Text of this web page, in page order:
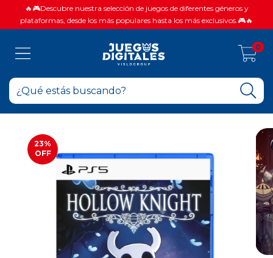
🔥🎮Descubre nuestra selección de juegos de diferentes géneros y
plataformas, desde los más populares hasta los más exclusivos.🎮🔥
0
23%
OFF